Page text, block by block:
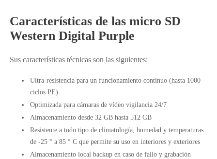
Características de las micro SD
Western Digital Purple
Sus características técnicas son las siguientes:
Ultra-resistencia para un funcionamiento continuo (hasta 1000
ciclos PE)
Optimizada para cámaras de vídeo vigilancia 24/7
Almacenamiento desde 32 GB hasta 512 GB
Resistente a todo tipo de climatología, humedad y temperaturas
de -25 ° a 85 ° C que permite su uso en interiores y exteriores
Almacenamiento local backup en caso de fallo y grabación